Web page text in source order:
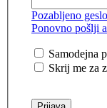
Pozabljeno
Ponovno pošlji
Samodejna
Skrij me za